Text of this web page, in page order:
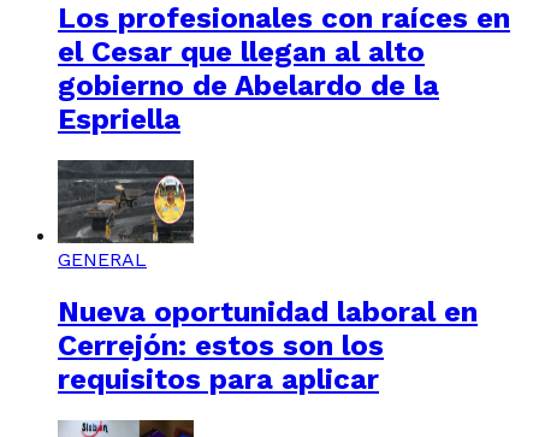
Los profesionales con raíces en
el Cesar que llegan al alto
gobierno de Abelardo de la
Espriella
GENERAL
Nueva oportunidad laboral en
Cerrejón: estos son los
requisitos para aplicar